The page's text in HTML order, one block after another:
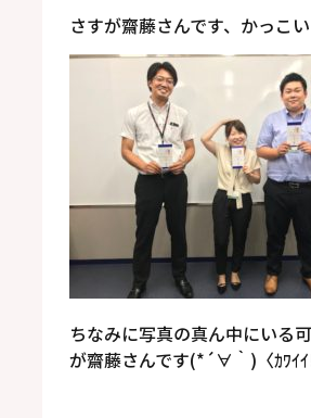
さすが齋藤さんです、かっこい
ちなみに写真の真ん中にいる
が齋藤さんです(*´∀｀)〈ｶﾜｲ